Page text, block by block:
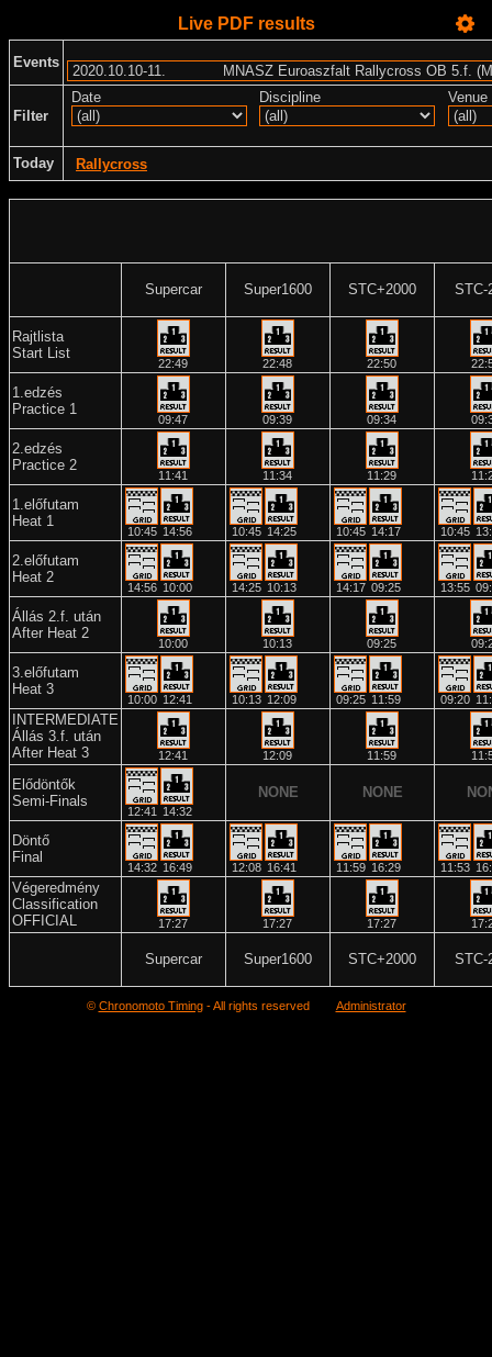
Live PDF results
Events
Filter
Date Discipline Venue
Today Rallycross
Supercar Super1600 STC+2000 STC-
Rajtlista
Start List
22:49 22:48 22:50
1.edzés
Practice 1
09:47 09:39 09:34
2.edzés
Practice 2
11:41 11:34 11:29
1.előfutam
Heat 1
10:45 14:56 10:45 14:25 10:45 14:17 10:45
2.előfutam
Heat 2
14:56 10:00 14:25 10:13 14:17 09:25 13:55
Állás 2.f. után
After Heat 2
10:00 10:13 09:25
3.előfutam
Heat 3
10:00 12:41 10:13 12:09 09:25 11:59 09:20
INTERMEDIATE
Állás 3.f. után
After Heat 3
12:41 12:09 11:59
Elődöntők
Semi-Finals
12:41 14:32
NONE NONE
Döntő
Final
14:32 16:49 12:08 16:41 11:59 16:29 11:53
Végeredmény
Classification
OFFICIAL
17:27 17:27 17:27
Supercar Super1600 STC+2000 STC-
© Chronomoto Timing- All rights reserved Administrator